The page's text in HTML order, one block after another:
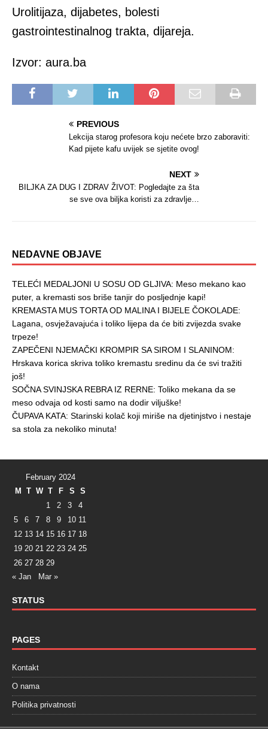
Urolitijaza, dijabetes, bolesti
gastrointestinalnog trakta, dijareja.
Izvor: aura.ba
PREVIOUS
Lekcija starog profesora koju nećete brzo zaboraviti:
Kad pijete kafu uvijek se sjetite ovog!
NEXT
BILJKA ZA DUG I ZDRAV ŽIVOT: Pogledajte za šta
se sve ova biljka koristi za zdravlje…
NEDAVNE OBJAVE
TELEĆI MEDALJONI U SOSU OD GLJIVA: Meso mekano kao
puter, a kremasti sos briše tanjir do posljednje kapi!
KREMASTA MUS TORTA OD MALINA I BIJELE ČOKOLADE:
Lagana, osvježavajuća i toliko lijepa da će biti zvijezda svake
trpeze!
ZAPEČENI NJEMAČKI KROMPIR SA SIROM I SLANINOM:
Hrskava korica skriva toliko kremastu sredinu da će svi tražiti
još!
SOČNA SVINJSKA REBRA IZ RERNE: Toliko mekana da se
meso odvaja od kosti samo na dodir viljuške!
ČUPAVA KATA: Starinski kolač koji miriše na djetinjstvo i nestaje
sa stola za nekoliko minuta!
February 2024
M
T W T F S
S
1
2 3
4
5
6 7 8 9 10 11
12 13 14 15 16 17 18
19 20 21 22 23 24 25
26 27 28 29
« Jan
Mar »
STATUS
PAGES
Kontakt
O nama
Politika privatnosti